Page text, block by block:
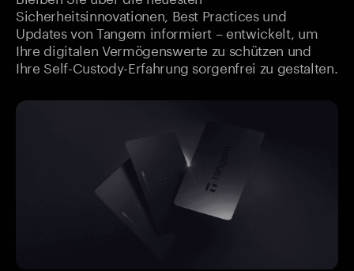
Sicherheitsinnovationen, Best Practices und
Updates von Tangem informiert – entwickelt, um
Ihre digitalen Vermögenswerte zu schützen und
Ihre Self-Custody-Erfahrung sorgenfrei zu gestalten.